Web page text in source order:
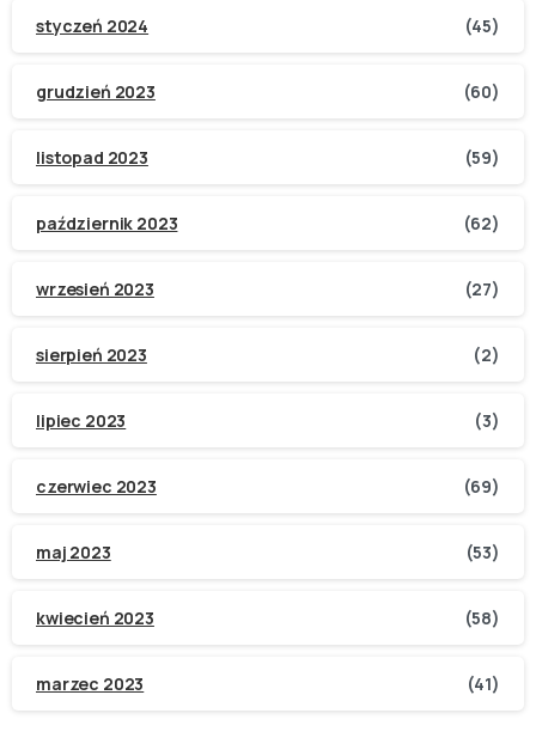
styczeń 2024 (45)
grudzień 2023 (60)
listopad 2023 (59)
październik 2023 (62)
wrzesień 2023 (27)
sierpień 2023 (2)
lipiec 2023 (3)
czerwiec 2023 (69)
maj 2023 (53)
kwiecień 2023 (58)
marzec 2023 (41)